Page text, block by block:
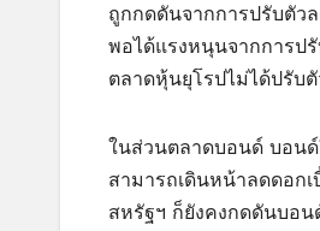
ถูกกดดันจากการปรับตัว
พอได้แรงหนุนจากการป
ตลาดหุ้นยุโรปไม่ได้ปรับ
ในส่วนตลาดบอนด์ บอนด์
สามารถเดินหน้าลดดอก
สหรัฐฯ ก็ยังคงกดดันบอน